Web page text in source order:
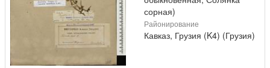
сорная)
Районирование
Кавказ, Грузия (K4) (Грузия)